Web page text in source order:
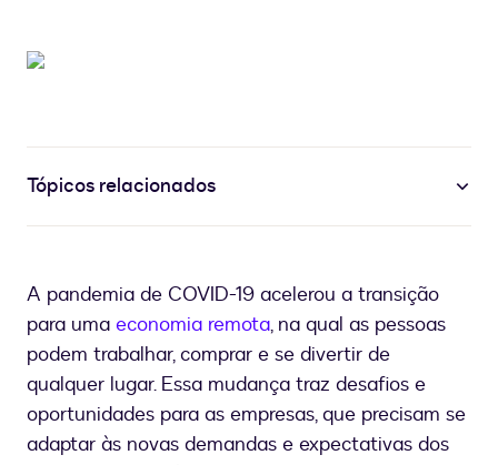
Tópicos relacionados
A pandemia de COVID-19 acelerou a transição
para uma economia remota, na qual as pessoas
podem trabalhar, comprar e se divertir de
qualquer lugar. Essa mudança traz desafios e
oportunidades para as empresas, que precisam se
adaptar às novas demandas e expectativas dos